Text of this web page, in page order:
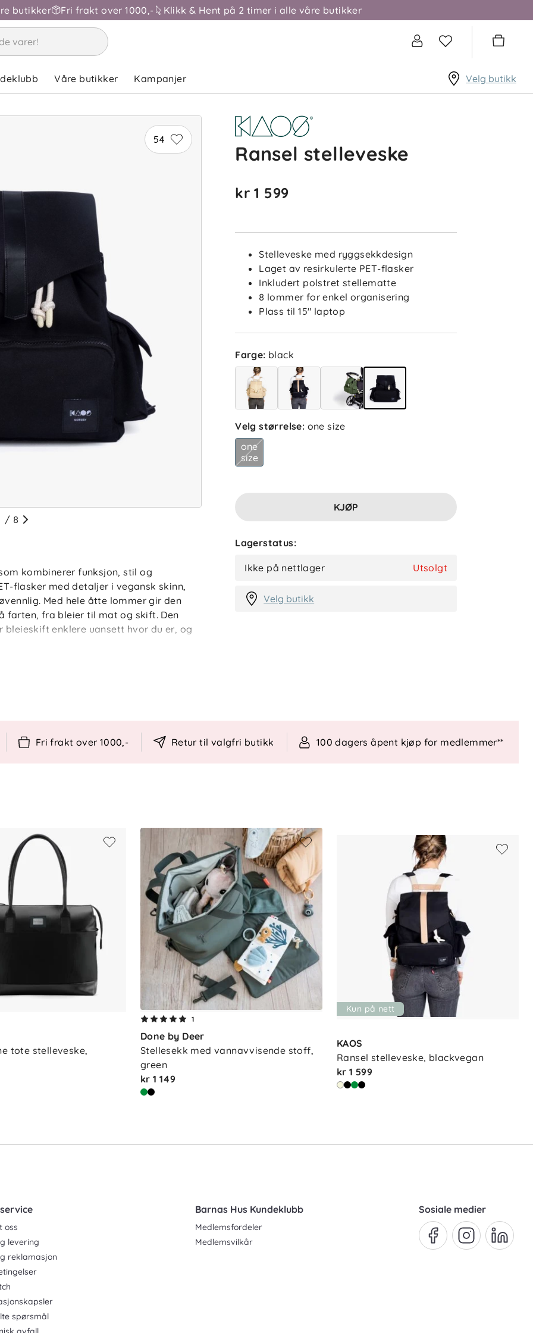
butikker Fri frakt over 1000,- Klikk & Hent på 2 timer i alle våre butikker
Våre butikker Kampanjer Velg butikk
54
/ 8
kombinerer funksjon, stil og
flasker med detaljer i vegansk skinn,
Med hele åtte lommer gir den
farten, fra bleier til mat og skift. Den
enklere uansett hvor du er, og
skulderveske
Ransel stelleveske
kr 1 599
Stelleveske med ryggsekkdesign
Laget av resirkulerte PET-flasker
Inkludert polstret stellematte
8 lommer for enkel organisering
Plass til 15" laptop
Farge: black
Velg størrelse: one size
one
size
KJØP
Lagerstatus:
Ikke på nettlager Utsolgt
Velg butikk
Fri frakt over 1000,- Retur til valgfri butikk 100 dagers åpent kjøp for medlemmer**
tote stelleveske,
1
Done by Deer
Stellesekk med vannavvisende stoff,
green
kr 1 149
Kun på nett
KAOS
Ransel stelleveske, blackvegan
kr 1 599
oss
levering
reklamasjon
spørsmål
Barnas Hus Kundeklubb
Medlemsfordeler
Medlemsvilkår
Sosiale medier